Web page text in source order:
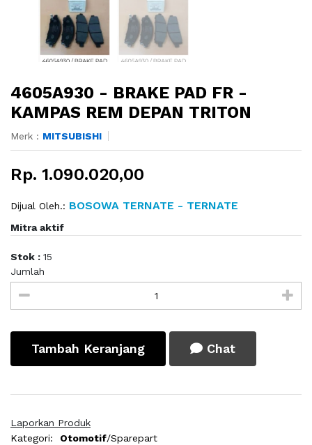
4605A930 - BRAKE PAD FR -
KAMPAS REM DEPAN TRITON
Merk : MITSUBISHI
Rp. 1.090.020,00
Dijual Oleh.: BOSOWA TERNATE - TERNATE
Mitra aktif
Stok : 15
Jumlah
Tambah Keranjang Chat
Laporkan Produk
Kategori:
Otomotif/Sparepart